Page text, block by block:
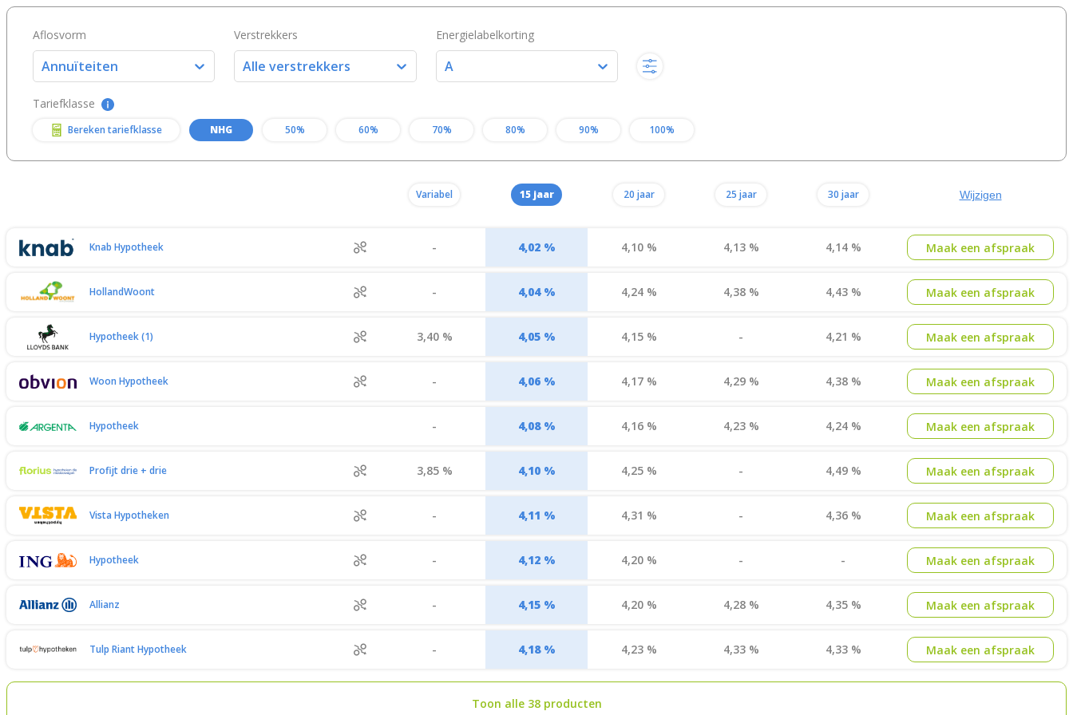
Aflosvorm
Annuïteiten
Verstrekkers
Alle verstrekkers
Energielabelkorting
A
Tariefklasse
Bereken tariefklasse NHG 50% 60% 70% 80% 90% 100%
Variabel 15 jaar 20 jaar 25 jaar 30 jaar Wijzigen
Knab Hypotheek - 4,02 % 4,10 % 4,13 % 4,14 % Maak een afspraak
HollandWoont - 4,04 % 4,24 % 4,38 % 4,43 % Maak een afspraak
Hypotheek (1) 3,40 % 4,05 % 4,15 % - 4,21 % Maak een afspraak
Woon Hypotheek - 4,06 % 4,17 % 4,29 % 4,38 % Maak een afspraak
Hypotheek - 4,08 % 4,16 % 4,23 % 4,24 % Maak een afspraak
Profijt drie + drie 3,85 % 4,10 % 4,25 % - 4,49 % Maak een afspraak
Vista Hypotheken - 4,11 % 4,31 % - 4,36 % Maak een afspraak
Hypotheek - 4,12 % 4,20 % - - Maak een afspraak
Allianz - 4,15 % 4,20 % 4,28 % 4,35 % Maak een afspraak
Tulp Riant Hypotheek - 4,18 % 4,23 % 4,33 % 4,33 % Maak een afspraak
Toon alle 38 producten